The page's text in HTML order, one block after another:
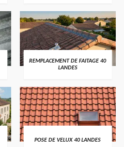
REMPLACEMENT DE FAITAGE 40
LANDES
POSE DE VELUX 40 LANDES